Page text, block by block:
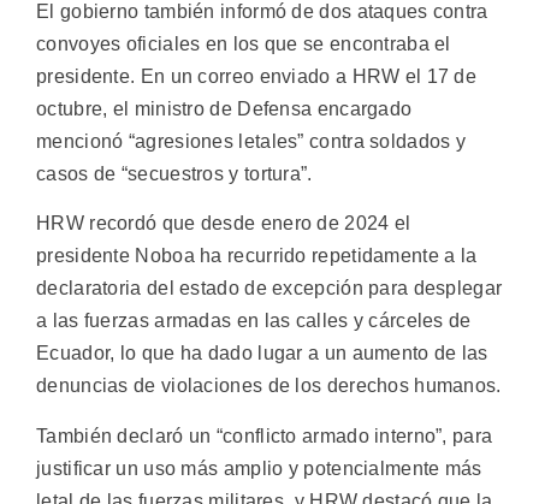
El gobierno también informó de dos ataques contra
convoyes oficiales en los que se encontraba el
presidente. En un correo enviado a HRW el 17 de
octubre, el ministro de Defensa encargado
mencionó “agresiones letales” contra soldados y
casos de “secuestros y tortura”.
HRW recordó que desde enero de 2024 el
presidente Noboa ha recurrido repetidamente a la
declaratoria del estado de excepción para desplegar
a las fuerzas armadas en las calles y cárceles de
Ecuador, lo que ha dado lugar a un aumento de las
denuncias de violaciones de los derechos humanos.
También declaró un “conflicto armado interno”, para
justificar un uso más amplio y potencialmente más